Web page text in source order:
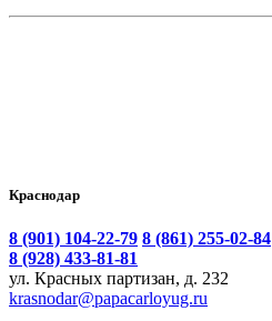
Краснодар
8 (901) 104-22-79 8 (861) 255-02-84
8 (928) 433-81-81
ул. Красных партизан, д. 232
krasnodar@papacarloyug.ru